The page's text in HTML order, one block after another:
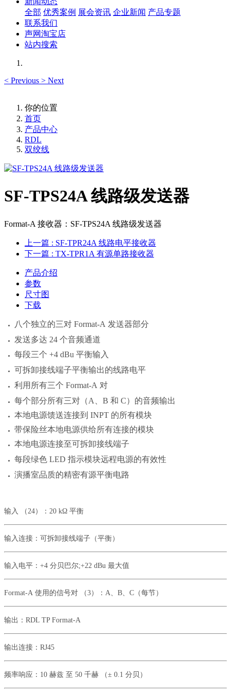
全部 优秀案例 展会资讯 企业新闻 产品专题
联系我们
声网淘宝店
站内搜索
< Previous > Next
你的位置
首页
产品中心
RDL
双绞线
SF-TPS24A 线路级发送器
Format-A 接收器：SF-TPS24A 线路级发送器
上一篇 : SF-TPR24A 线路电平接收器
下一篇 : TX-TPR1A 有源单路接收器
产品介绍
参数
尺寸图
下载
八个独立的三对 Format-A 发送器部分
发送多达 24 个音频通道
每段三个 +4 dBu 平衡输入
可拆卸接线端子平衡输出的线路电平
利用所有三个 Format-A 对
每个部分所有三对（A、B 和 C）的音频输出
本地电源馈送连接到 INPT 的所有模块
带保险丝本地电源供给所有连接的模块
本地电源连接至可拆卸接线端子
每段绿色 LED 指示模块远程电源的有效性
演播室品质的精密有源平衡电路
输入 （24）：20 kΩ 平衡
输入连接：可拆卸接线端子（平衡）
输入电平： +4 分贝巴尔;+22 dBu 最大值
Format-A 使用的信号对 （3）： A B C （每节）
输出： RDL TP Format-A
输出连接： RJ45
频率响应： 10 赫兹 至 50 千赫 （± 0.1 分贝）